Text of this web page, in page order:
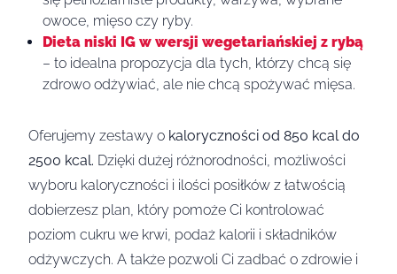
owoce, mięso czy ryby.
Dieta niski IG w wersji wegetariańskiej z rybą
– to idealna propozycja dla tych, którzy chcą się
zdrowo odżywiać, ale nie chcą spożywać mięsa.
Oferujemy zestawy o kaloryczności od 850 kcal do
2500 kcal. Dzięki dużej różnorodności, możliwości
wyboru kaloryczności i ilości posiłków z łatwością
dobierzesz plan, który pomoże Ci kontrolować
poziom cukru we krwi, podaż kalorii i składników
odżywczych. A także pozwoli Ci zadbać o zdrowie i